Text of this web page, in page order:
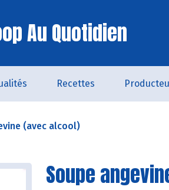
Au Quotidien
Recettes
(avec alcool)
Soupe